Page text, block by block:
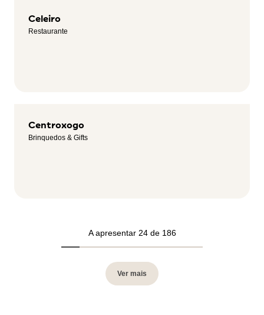
Celeiro
Restaurante
Centroxogo
Brinquedos & Gifts
A apresentar 24 de 186
Ver mais